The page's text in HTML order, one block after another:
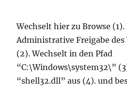
Wechselt hier zu Browse
Administrative Freigabe des
(2). Wechselt in den Pfad
“C:\Windows\system32\”
“shell32.dll” aus (4). und